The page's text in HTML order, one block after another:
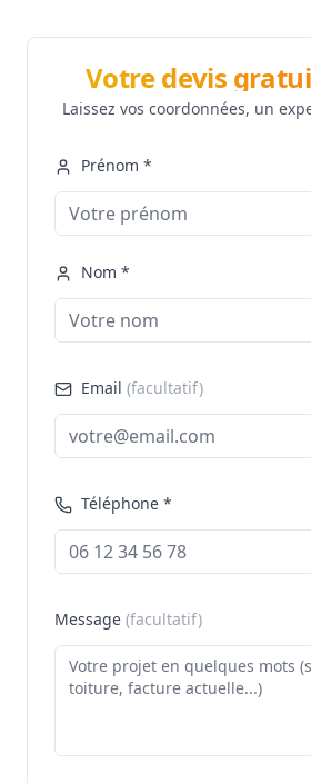
Votre devis
Laissez vos coordonnées, un
Prénom *
Nom *
Email (facultatif)
Téléphone *
Message (facultatif)